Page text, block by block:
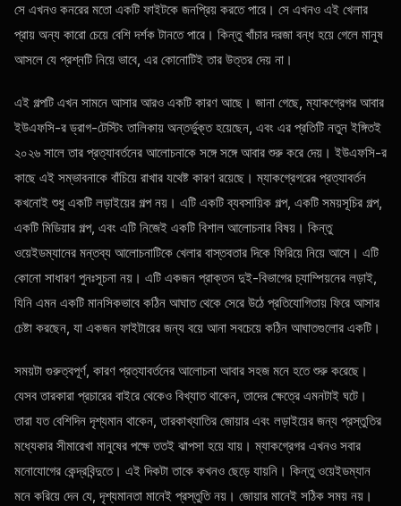
সে এখনও কনরের মতো একটি ফাইটকে জনপ্রিয় করতে পারে। সে এখনও এই খেলার
প্রায় অন্য কারো চেয়ে বেশি দর্শক টানতে পারে। কিন্তু খাঁচার দরজা বন্ধ হয়ে গেলে মানুষ
আসলে যে প্রশ্নটি নিয়ে ভাবে, এর কোনোটিই তার উত্তর দেয় না।
এই গল্পটি এখন সামনে আসার আরও একটি কারণ আছে। জানা গেছে, ম্যাকগ্রেগর আবার
ইউএফসি-র ড্রাগ-টেস্টিং তালিকায় অন্তর্ভুক্ত হয়েছেন, এবং এর প্রতিটি নতুন ইঙ্গিতই
২০২৬ সালে তার প্রত্যাবর্তনের আলোচনাকে সঙ্গে সঙ্গে আবার শুরু করে দেয়। ইউএফসি-র
কাছে এই সম্ভাবনাকে বাঁচিয়ে রাখার যথেষ্ট কারণ রয়েছে। ম্যাকগ্রেগরের প্রত্যাবর্তন
কখনোই শুধু একটি লড়াইয়ের গল্প নয়। এটি একটি ব্যবসায়িক গল্প, একটি সময়সূচির গল্প,
একটি মিডিয়ার গল্প, এবং এটি নিজেই একটি বিশাল আলোচনার বিষয়। কিন্তু
ওয়েইডম্যানের মন্তব্য আলোচনাটিকে খেলার বাস্তবতার দিকে ফিরিয়ে নিয়ে আসে। এটি
কোনো সাধারণ পুনঃসূচনা নয়। এটি একজন প্রাক্তন দুই-বিভাগের চ্যাম্পিয়নের লড়াই,
যিনি এমন একটি মানসিকভাবে কঠিন আঘাত থেকে সেরে উঠে প্রতিযোগিতায় ফিরে আসার
চেষ্টা করছেন, যা একজন ফাইটারের জন্য বয়ে আনা সবচেয়ে কঠিন আঘাতগুলোর একটি।
সময়টা গুরুত্বপূর্ণ, কারণ প্রত্যাবর্তনের আলোচনা আবার সহজ মনে হতে শুরু করেছে।
যেসব তারকারা প্রচারের বাইরে থেকেও বিখ্যাত থাকেন, তাদের ক্ষেত্রে এমনটাই ঘটে।
তারা যত বেশিদিন দৃশ্যমান থাকেন, তারকাখ্যাতির জোয়ার এবং লড়াইয়ের জন্য প্রস্তুতির
মধ্যেকার সীমারেখা মানুষের পক্ষে ততই ঝাপসা হয়ে যায়। ম্যাকগ্রেগর এখনও সবার
মনোযোগের কেন্দ্রবিন্দুতে। এই দিকটা তাকে কখনও ছেড়ে যায়নি। কিন্তু ওয়েইডম্যান
মনে করিয়ে দেন যে, দৃশ্যমানতা মানেই প্রস্তুতি নয়। জোয়ার মানেই সঠিক সময় নয়।